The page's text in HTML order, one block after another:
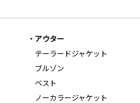
アウター
テーラードジャケット
ブルゾン
ベスト
ノーカラージャケット